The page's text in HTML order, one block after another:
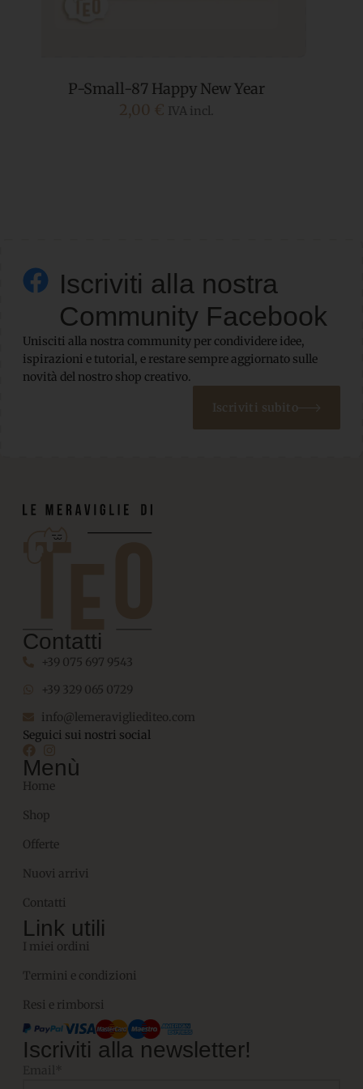
P-Big-11 Caldo Abbraccio
11,60€ IVA incl.
Iscriviti alla nostra
Community Facebook
Unisciti alla nostra community per condividere idee,
ispirazioni e tutorial, e restare sempre aggiornato sulle
novità del nostro shop creativo.
Iscriviti subito
Contatti
+39 075 697 9543
+39 329 065 0729
info@lemeravigliediteo.com
Seguici sui nostri social
Menù
Home
Shop
Offerte
Nuovi arrivi
Contatti
Link utili
I miei ordini
Termini e condizioni
Resi e rimborsi
Iscriviti alla newsletter!